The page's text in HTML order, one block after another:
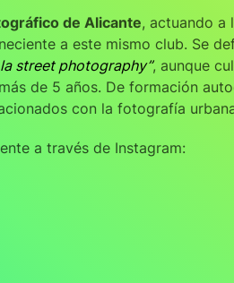
de Alicante, actuando
a este mismo club. Se
street photography”, aunque
de 5 años. De formación
con la fotografía
a través de Instagram: